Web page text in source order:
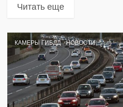
Читать еще
КАМЕРЫ ГИБДД НОВОСТИ